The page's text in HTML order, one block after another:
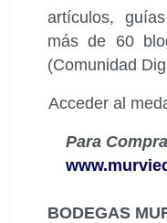
artículos,
más de 60
(Comunidad
Acceder al
Para
BODEGAS